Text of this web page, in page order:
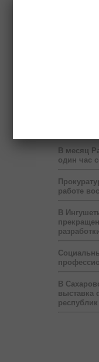
В месяц
один час
работе
В
В
выставка